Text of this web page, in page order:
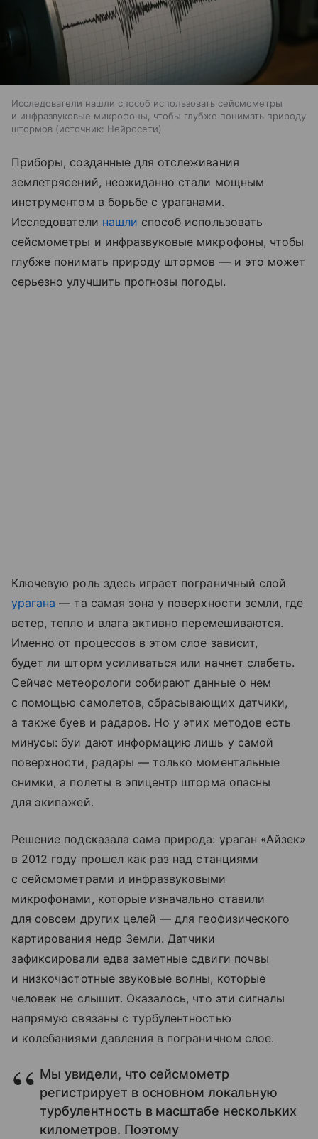
Исследователи нашли способ использовать сейсмометры
и инфразвуковые микрофоны, чтобы глубже понимать природу
штормов
источник: Нейросети
Приборы, созданные для отслеживания
землетрясений, неожиданно стали мощным
инструментом в борьбе с ураганами.
Исследователи нашли способ использовать
сейсмометры и инфразвуковые микрофоны, чтобы
глубже понимать природу штормов — и это может
серьезно улучшить прогнозы погоды.
Ключевую роль здесь играет пограничный слой
урагана — та самая зона у поверхности земли, где
ветер, тепло и влага активно перемешиваются.
Именно от процессов в этом слое зависит,
будет ли шторм усиливаться или начнет слабеть.
Сейчас метеорологи собирают данные о нем
с помощью самолетов, сбрасывающих датчики,
а также буев и радаров. Но у этих методов есть
минусы: буи дают информацию лишь у самой
поверхности, радары — только моментальные
снимки, а полеты в эпицентр шторма опасны
для экипажей.
Решение подсказала сама природа: ураган «Айзек»
в 2012 году прошел как раз над станциями
с сейсмометрами и инфразвуковыми
микрофонами, которые изначально ставили
для совсем других целей — для геофизического
картирования недр Земли. Датчики
зафиксировали едва заметные сдвиги почвы
и низкочастотные звуковые волны, которые
человек не слышит. Оказалось, что эти сигналы
напрямую связаны с турбулентностью
и колебаниями давления в пограничном слое.
Мы увидели, что сейсмометр
регистрирует в основном локальную
турбулентность в масштабе нескольких
километров. Поэтому